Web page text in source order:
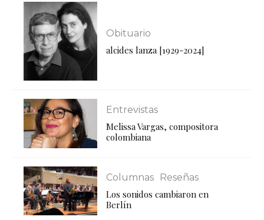
Obituario
alcides lanza [1929-2024]
Entrevistas
Melissa Vargas, compositora
colombiana
Columnas Reseñas
Los sonidos cambiaron en
Berlín